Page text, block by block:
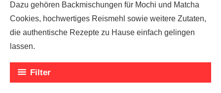
Dazu gehören Backmischungen für Mochi und Matcha
Cookies, hochwertiges Reismehl sowie weitere Zutaten,
die authentische Rezepte zu Hause einfach gelingen
lassen.
Filter